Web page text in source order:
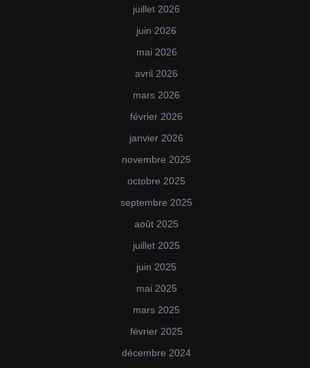
juillet 2026
juin 2026
mai 2026
avril 2026
mars 2026
février 2026
janvier 2026
novembre 2025
octobre 2025
septembre 2025
août 2025
juillet 2025
juin 2025
mai 2025
mars 2025
février 2025
décembre 2024